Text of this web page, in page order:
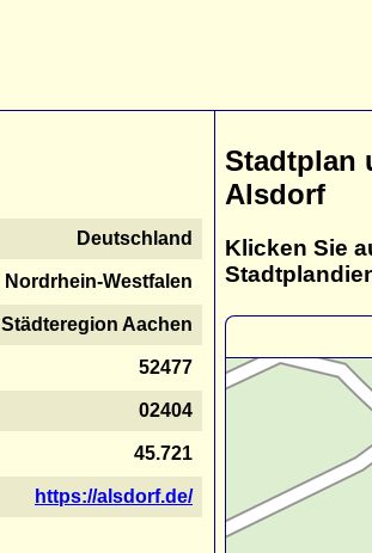
Deutschland
Nordrhein-Westfalen
Städteregion Aachen
52477
02404
45.721
https://alsdorf.de/
Stadtplan
Alsdorf
Klicken Sie